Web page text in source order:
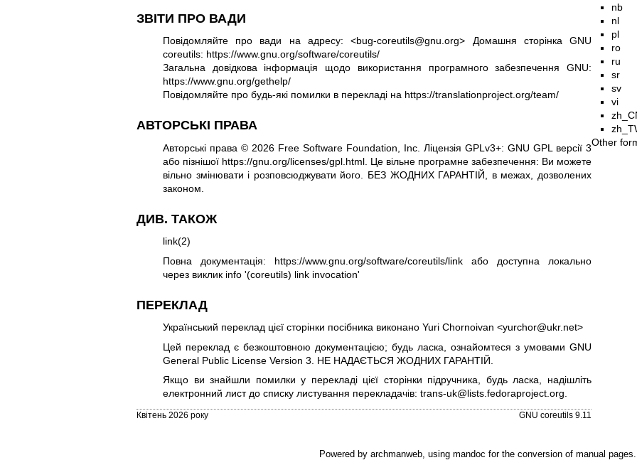
ЗВІТИ ПРО ВАДИ
Повідомляйте про вади на адресу: <bug-coreutils@gnu.org> Домашня сторінка GNU
coreutils: https://www.gnu.org/software/coreutils/
Загальна довідкова інформація щодо використання програмного забезпечення GNU:
https://www.gnu.org/gethelp/
Повідомляйте про будь-які помилки в перекладі на https://translationproject.org/team/
АВТОРСЬКІ ПРАВА
Авторські права © 2026 Free Software Foundation, Inc. Ліцензія GPLv3+: GNU GPL версії 3
або пізнішої https://gnu.org/licenses/gpl.html. Це вільне програмне забезпечення: Ви можете
вільно змінювати і розповсюджувати його. БЕЗ ЖОДНИХ ГАРАНТІЙ, в межах, дозволених
законом.
ДИВ. ТАКОЖ
link(2)
Повна документація: https://www.gnu.org/software/coreutils/link
або доступна локально
через виклик info '(coreutils) link invocation'
ПЕРЕКЛАД
Український переклад цієї сторінки посібника виконано Yuri Chornoivan <yurchor@ukr.net>
Цей переклад є безкоштовною документацією; будь ласка, ознайомтеся з умовами GNU
General Public License Version 3 . НЕ НАДАЄТЬСЯ ЖОДНИХ ГАРАНТІЙ.
Якщо ви знайшли помилки у перекладі цієї сторінки підручника, будь ласка, надішліть
електронний лист до списку листування перекладачів: trans-uk@lists.fedoraproject.org
Квітень 2026 року GNU coreutils 9.11
nb
nl
pl
ro
ru
sr
sv
vi
Other
Powered by archmanweb , using mandoc for the conversion of manual pages.